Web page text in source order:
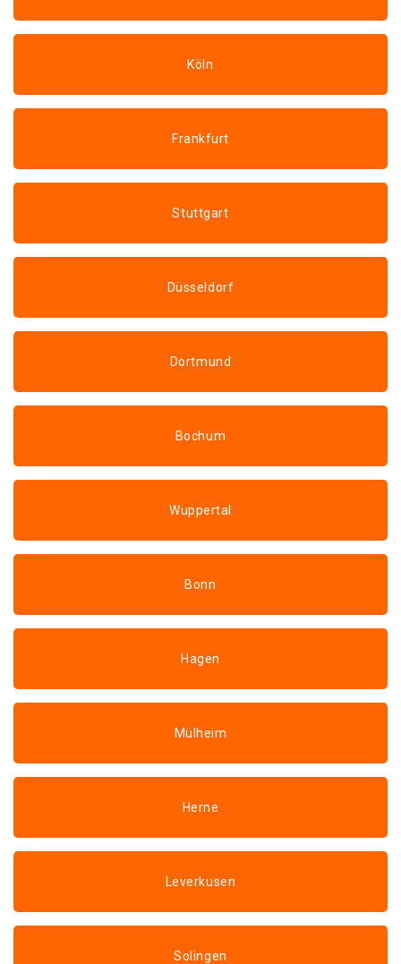
Köln
Frankfurt
Stuttgart
Düsseldorf
Dortmund
Bochum
Wuppertal
Bonn
Hagen
Mülheim
Herne
Leverkusen
Solingen